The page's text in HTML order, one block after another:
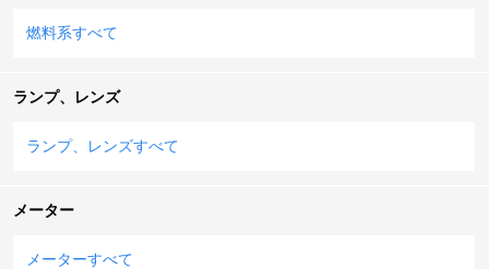
燃料系すべて
ランプ、レンズ
ランプ、レンズすべて
メーター
メーターすべて